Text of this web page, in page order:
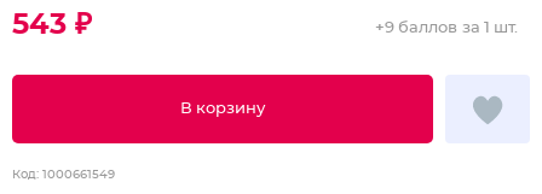
543 ₽
В корзину
+9 баллов за 1 шт.
Код: 1000661549